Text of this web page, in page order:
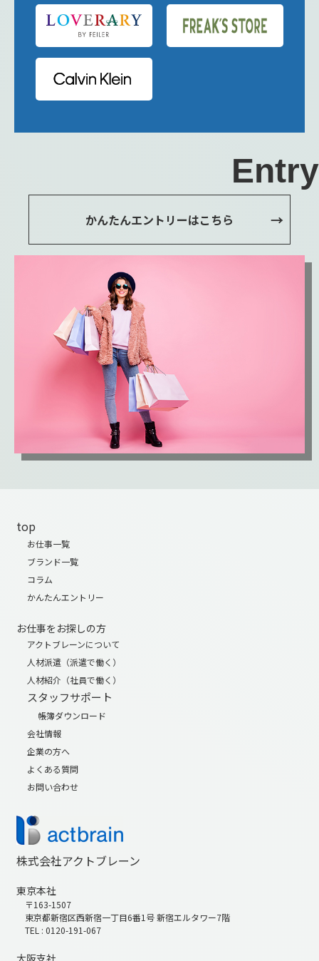
Entry
かんたんエントリーはこちら
top
お仕事一覧
ブランド一覧
コラム
かんたんエントリー
お仕事をお探しの方
アクトブレーンについて
人材派遣（派遣で働く）
人材紹介（社員で働く）
スタッフサポート
帳簿ダウンロード
会社情報
企業の方へ
よくある質問
お問い合わせ
株式会社アクトブレーン
東京本社
〒163-1507
東京都新宿区西新宿一丁目6番1号 新宿エルタワー7階
TEL : 0120-191-067